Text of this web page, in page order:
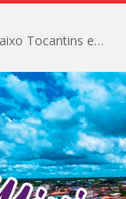
Igarapé-Miri conquista o melhor IDEB do Baixo Tocantins e avança na qualidade da educação pública